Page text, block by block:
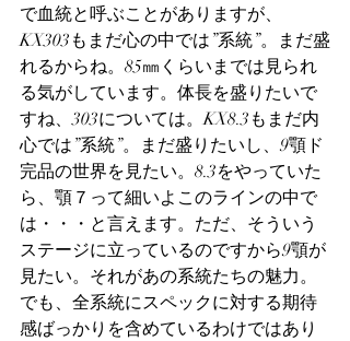
で血統と呼ぶことがありますが、
KX303もまだ心の中では”系統”。まだ盛
れるからね。85㎜くらいまでは見られ
る気がしています。体長を盛りたいで
すね、303については。KX8.3もまだ内
心では”系統”。まだ盛りたいし、9顎ド
完品の世界を見たい。8.3をやっていた
ら、顎７って細いよこのラインの中で
は・・・と言えます。ただ、そういう
ステージに立っているのですから9顎が
見たい。それがあの系統たちの魅力。
でも、全系統にスペックに対する期待
感ばっかりを含めているわけではあり